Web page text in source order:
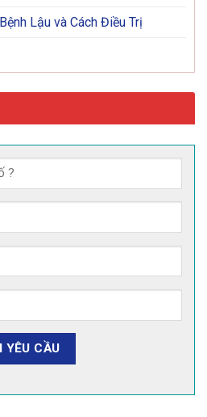
Lậu và Cách Điều Trị